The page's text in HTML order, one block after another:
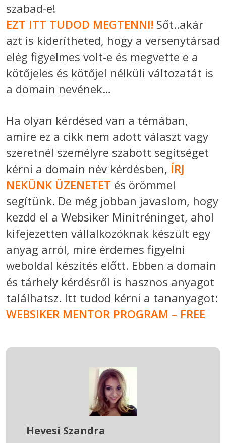
szabad-e!
EZT ITT TUDOD MEGTENNI! Sőt..akár
azt is kiderítheted, hogy a versenytársad
elég figyelmes volt-e és megvette e a
kötőjeles és kötőjel nélküli változatát is
a domain nevének…
Ha olyan kérdésed van a témában,
amire ez a cikk nem adott választ vagy
szeretnél személyre szabott segítséget
kérni a domain név kérdésben, ÍRJ
NEKÜNK ÜZENETET és örömmel
segítünk. De még jobban javaslom, hogy
kezdd el a Websiker Minitréninget, ahol
kifejezetten vállalkozóknak készült egy
anyag arról, mire érdemes figyelni
weboldal készítés előtt. Ebben a domain
és tárhely kérdésről is hasznos anyagot
találhatsz. Itt tudod kérni a tananyagot:
WEBSIKER MENTOR PROGRAM – FREE
Hevesi Szandra